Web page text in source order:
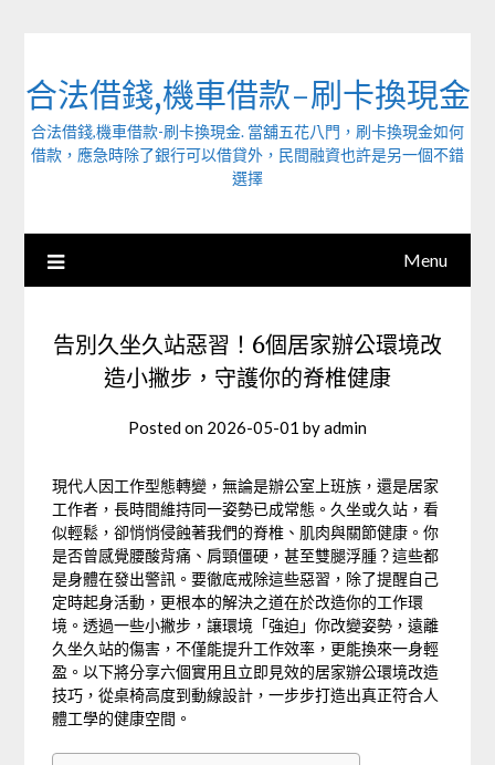
合法借錢,機車借款-刷卡換現金
合法借錢,機車借款-刷卡換現金. 當舖五花八門，刷卡換現金如何
借款，應急時除了銀行可以借貸外，民間融資也許是另一個不錯
選擇
Menu
告別久坐久站惡習！6個居家辦公環境改
造小撇步，守護你的脊椎健康
Posted on 2026-05-01 byadmin
現代人因工作型態轉變，無論是辦公室上班族，還是居家
工作者，長時間維持同一姿勢已成常態。久坐或久站，看
似輕鬆，卻悄悄侵蝕著我們的脊椎、肌肉與關節健康。你
是否曾感覺腰酸背痛、肩頸僵硬，甚至雙腿浮腫？這些都
是身體在發出警訊。要徹底戒除這些惡習，除了提醒自己
定時起身活動，更根本的解決之道在於改造你的工作環
境。透過一些小撇步，讓環境「強迫」你改變姿勢，遠離
久坐久站的傷害，不僅能提升工作效率，更能換來一身輕
盈。以下將分享六個實用且立即見效的居家辦公環境改造
技巧，從桌椅高度到動線設計，一步步打造出真正符合人
體工學的健康空間。